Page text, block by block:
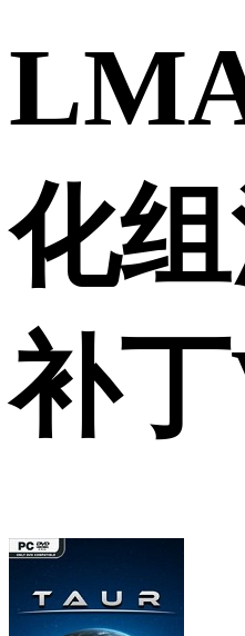
化
补